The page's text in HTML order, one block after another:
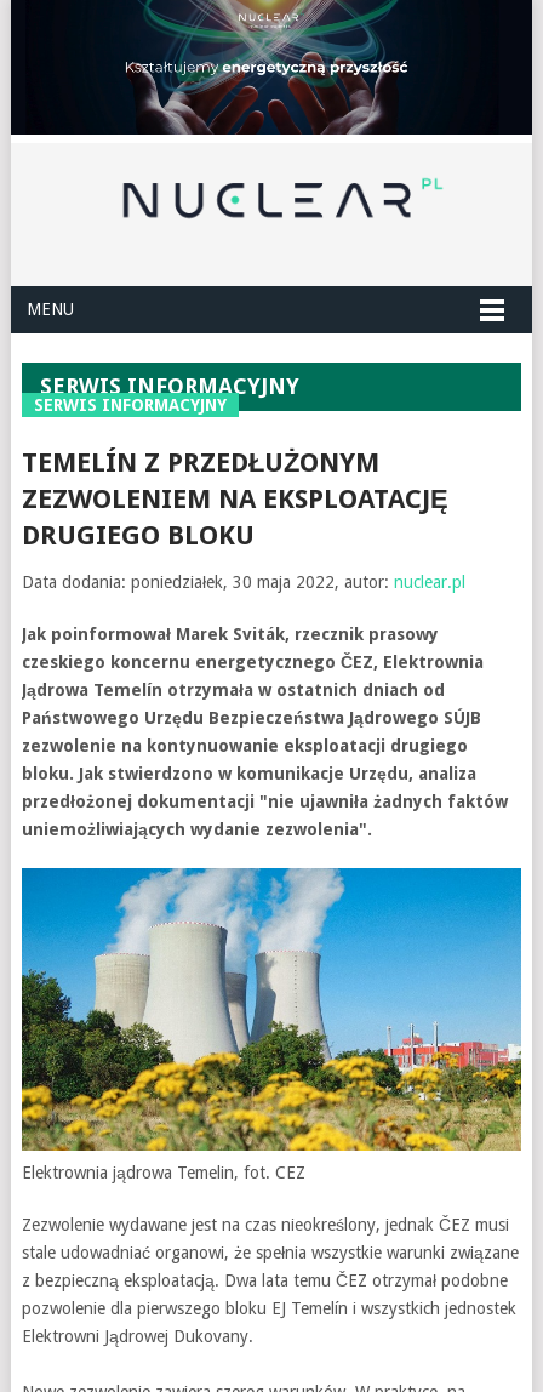
MENU
SERWIS INFORMACYJNY
TEMELÍN Z PRZEDŁUŻONYM
ZEZWOLENIEM NA EKSPLOATACJĘ
DRUGIEGO BLOKU
Data dodania: poniedziałek, 30 maja 2022, autor: nuclear.pl
Jak poinformował Marek Sviták, rzecznik prasowy
czeskiego koncernu energetycznego ČEZ, Elektrownia
Jądrowa Temelín otrzymała w ostatnich dniach od
Państwowego Urzędu Bezpieczeństwa Jądrowego SÚJB
zezwolenie na kontynuowanie eksploatacji drugiego
bloku. Jak stwierdzono w komunikacje Urzędu, analiza
przedłożonej dokumentacji "nie ujawniła żadnych faktów
uniemożliwiających wydanie zezwolenia".
Elektrownia jądrowa Temelin, fot. CEZ
Zezwolenie wydawane jest na czas nieokreślony, jednak ČEZ musi
stale udowadniać organowi, że spełnia wszystkie warunki związane
z bezpieczną eksploatacją. Dwa lata temu ČEZ otrzymał podobne
pozwolenie dla pierwszego bloku EJ Temelín i wszystkich jednostek
Elektrowni Jądrowej Dukovany.
SERWIS INFORMACYJNY